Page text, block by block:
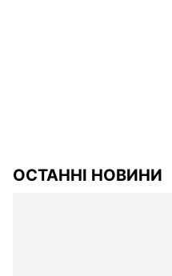
ОСТАННІ НОВИНИ